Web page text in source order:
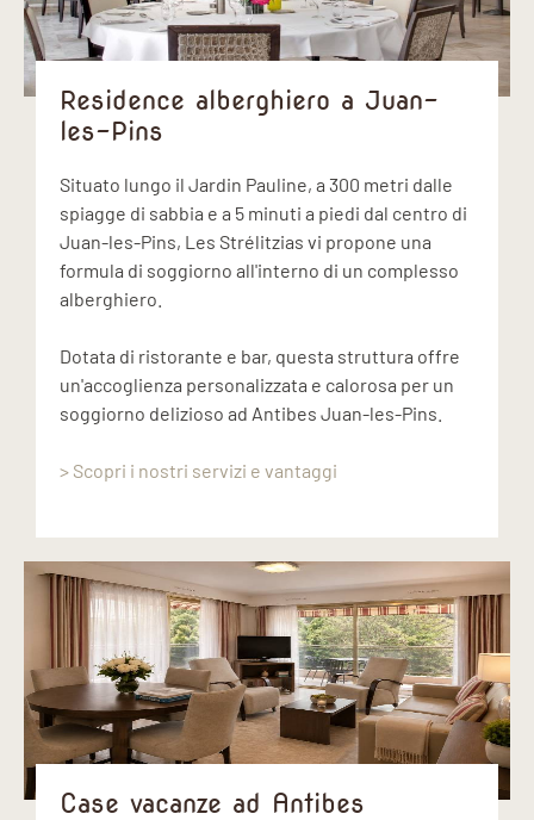
Residence alberghiero a Juan-
les-Pins
Situato lungo il Jardin Pauline, a 300 metri dalle
spiagge di sabbia e a 5 minuti a piedi dal centro di
Juan-les-Pins, Les Strélitzias vi propone una
formula di soggiorno all'interno di un complesso
alberghiero.
Dotata di ristorante e bar, questa struttura offre
un'accoglienza personalizzata e calorosa per un
soggiorno delizioso ad Antibes Juan-les-Pins.
> Scopri i nostri servizi e vantaggi
Case vacanze ad Antibes